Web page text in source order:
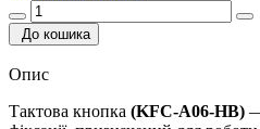
До кошика
Опис
Тактова кнопка (KFC-A06-HB)